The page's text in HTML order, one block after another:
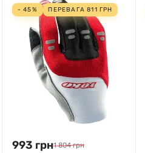
- 45% ПЕРЕВАГА811 ГРН
993 грн1 804 грн